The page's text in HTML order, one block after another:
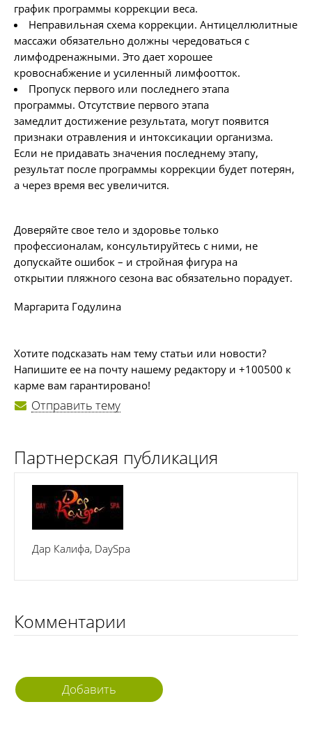
график программы коррекции веса.
Неправильная схема коррекции. Антицеллюлитные
массажи обязательно должны чередоваться с
лимфодренажными. Это дает хорошее
кровоснабжение и усиленный лимфоотток.
Пропуск первого или последнего этапа
программы. Отсутствие первого этапа
замедлит достижение результата, могут появится
признаки отравления и интоксикации организма.
Если не придавать значения последнему этапу,
результат после программы коррекции будет потерян,
а через время вес увеличится.
Доверяйте свое тело и здоровье только
профессионалам, консультируйтесь с ними, не
допускайте ошибок – и стройная фигура на
открытии пляжного сезона вас обязательно порадует.
Маргарита Годулина
Хотите подсказать нам тему статьи или новости?
Напишите ее на почту нашему редактору и +100500 к
карме вам гарантировано!
Отправить тему
Партнерская публикация
Дар Калифа, DaySpa
Комментарии
Добавить